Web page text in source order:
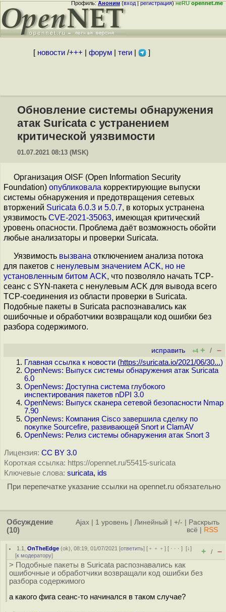
Профиль:Аноним(вход|регистрация)неRUopennet.me
[ новости/+++ форум| теги| ]
Обновление системы обнаружения
атак Suricata с устранением
критической уязвимости
01.07.2021 08:13 (MSK)
Организация OISF (Open Information Security
Foundation) опубликовала корректирующие выпуски
системы обнаружения и предотвращения сетевых
вторжений Suricata 6.0.3 и 5.0.7, в которых устранена
уязвимость CVE-2021-35063, имеющая критический
уровень опасности. Проблема даёт возможность обойти
любые анализаторы и проверки Suricata.
Уязвимость вызвана отключением анализа потока
для пакетов с ненулевым значением ACK, но не
установленным битом ACK, что позволяло начать TCP-
сеанс с SYN-пакета с ненулевым ACK для вывода всего
TCP-соединения из области проверки в Suricata.
Подобные пакеты в Suricata распознавались как
ошибочные и обработчики возвращали код ошибки без
разбора содержимого.
исправить +4 + / –
Главная ссылка к новости (https://suricata.io/2021/06/30...)
OpenNews: Выпуск системы обнаружения атак Suricata
6.0
OpenNews: Доступна система глубокого
инспектирования пакетов nDPI 3.0
OpenNews: Выпуск сканера сетевой безопасности Nmap
7.90
OpenNews: Компания Cisco завершила сделку по
покупке Sourcefire, развивающей Snort и ClamAV
OpenNews: Релиз системы обнаружения атак Snort 3
Лицензия: CC BY 3.0
Короткая ссылка: https://opennet.ru/55415-suricata
Ключевые слова: suricata, ids
При перепечатке указание ссылки на opennet.ru обязательно
Обсуждение
(10)
Ajax 1 уровень Линейный +/-
Раскрыть
всё
RSS
1.1 ,OnTheEdge (ok), 08:19, 01/07/2021 [ответить] [ ﹢﹢﹢] [ · · ·][↓]
[к модератору] + / –
> Подобные пакеты в Suricata распознавались как
ошибочные и обработчики возвращали код ошибки без
разбора содержимого
а какого фига сеанс-то начинался в таком случае?